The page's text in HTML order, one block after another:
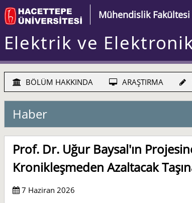
Mühendislik Fakültesi
Elektrik ve
BÖLÜM HAKKINDA ARAŞTIRMA
Haber
Prof. Dr. Uğur Baysal'ın
Kronikleşmeden Azaltacak
7 Haziran 2026